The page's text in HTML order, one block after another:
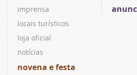
imprensa
locais turísticos
loja oficial
notícias
novena e festa